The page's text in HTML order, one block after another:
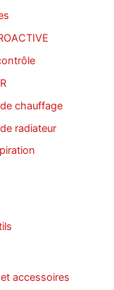
chauffage
radiateur
accessoires